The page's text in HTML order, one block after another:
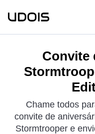
Convite
Chame todos
convite de
Stormtrooper e